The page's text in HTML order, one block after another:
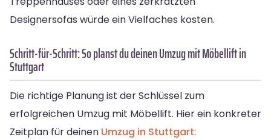
Designersofas würde ein Vielfaches kosten.
Schritt-für-Schritt: So planst du deinen Umzug mit Möbellift in
Stuttgart
Die richtige Planung ist der Schlüssel zum
erfolgreichen Umzug mit Möbellift. Hier ein konkreter
Zeitplan für deinen Umzug in Stuttgart: